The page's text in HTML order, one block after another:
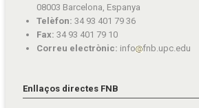
08003 Barcelona, Espanya
Telèfon: 34 93 401 79 36
Fax: 34 93 401 79 10
Correu electrònic: info fnb.upc.edu
Enllaços directes FNB